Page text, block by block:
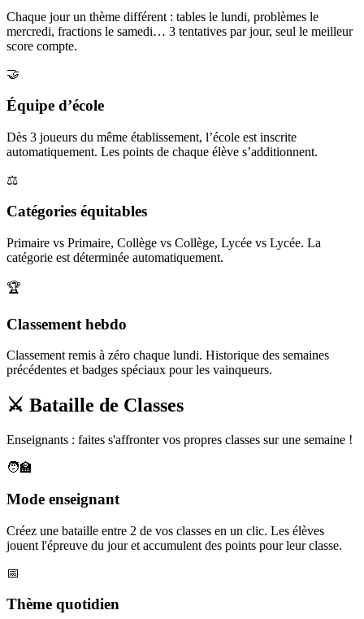
Chaque jour un thème différent : tables le lundi, problèmes le
mercredi, fractions le samedi… 3 tentatives par jour, seul le meilleur
score compte.
🤝
Équipe d’école
Dès 3 joueurs du même établissement, l’école est inscrite
automatiquement. Les points de chaque élève s’additionnent.
⚖️
Catégories équitables
Primaire vs Primaire, Collège vs Collège, Lycée vs Lycée. La
catégorie est déterminée automatiquement.
🏆
Classement hebdo
Classement remis à zéro chaque lundi. Historique des semaines
précédentes et badges spéciaux pour les vainqueurs.
⚔️ Bataille de Classes
Enseignants : faites s'affronter vos propres classes sur une semaine !
🧑‍🏫
Mode enseignant
Créez une bataille entre 2 de vos classes en un clic. Les élèves
jouent l'épreuve du jour et accumulent des points pour leur classe.
📅
Thème quotidien